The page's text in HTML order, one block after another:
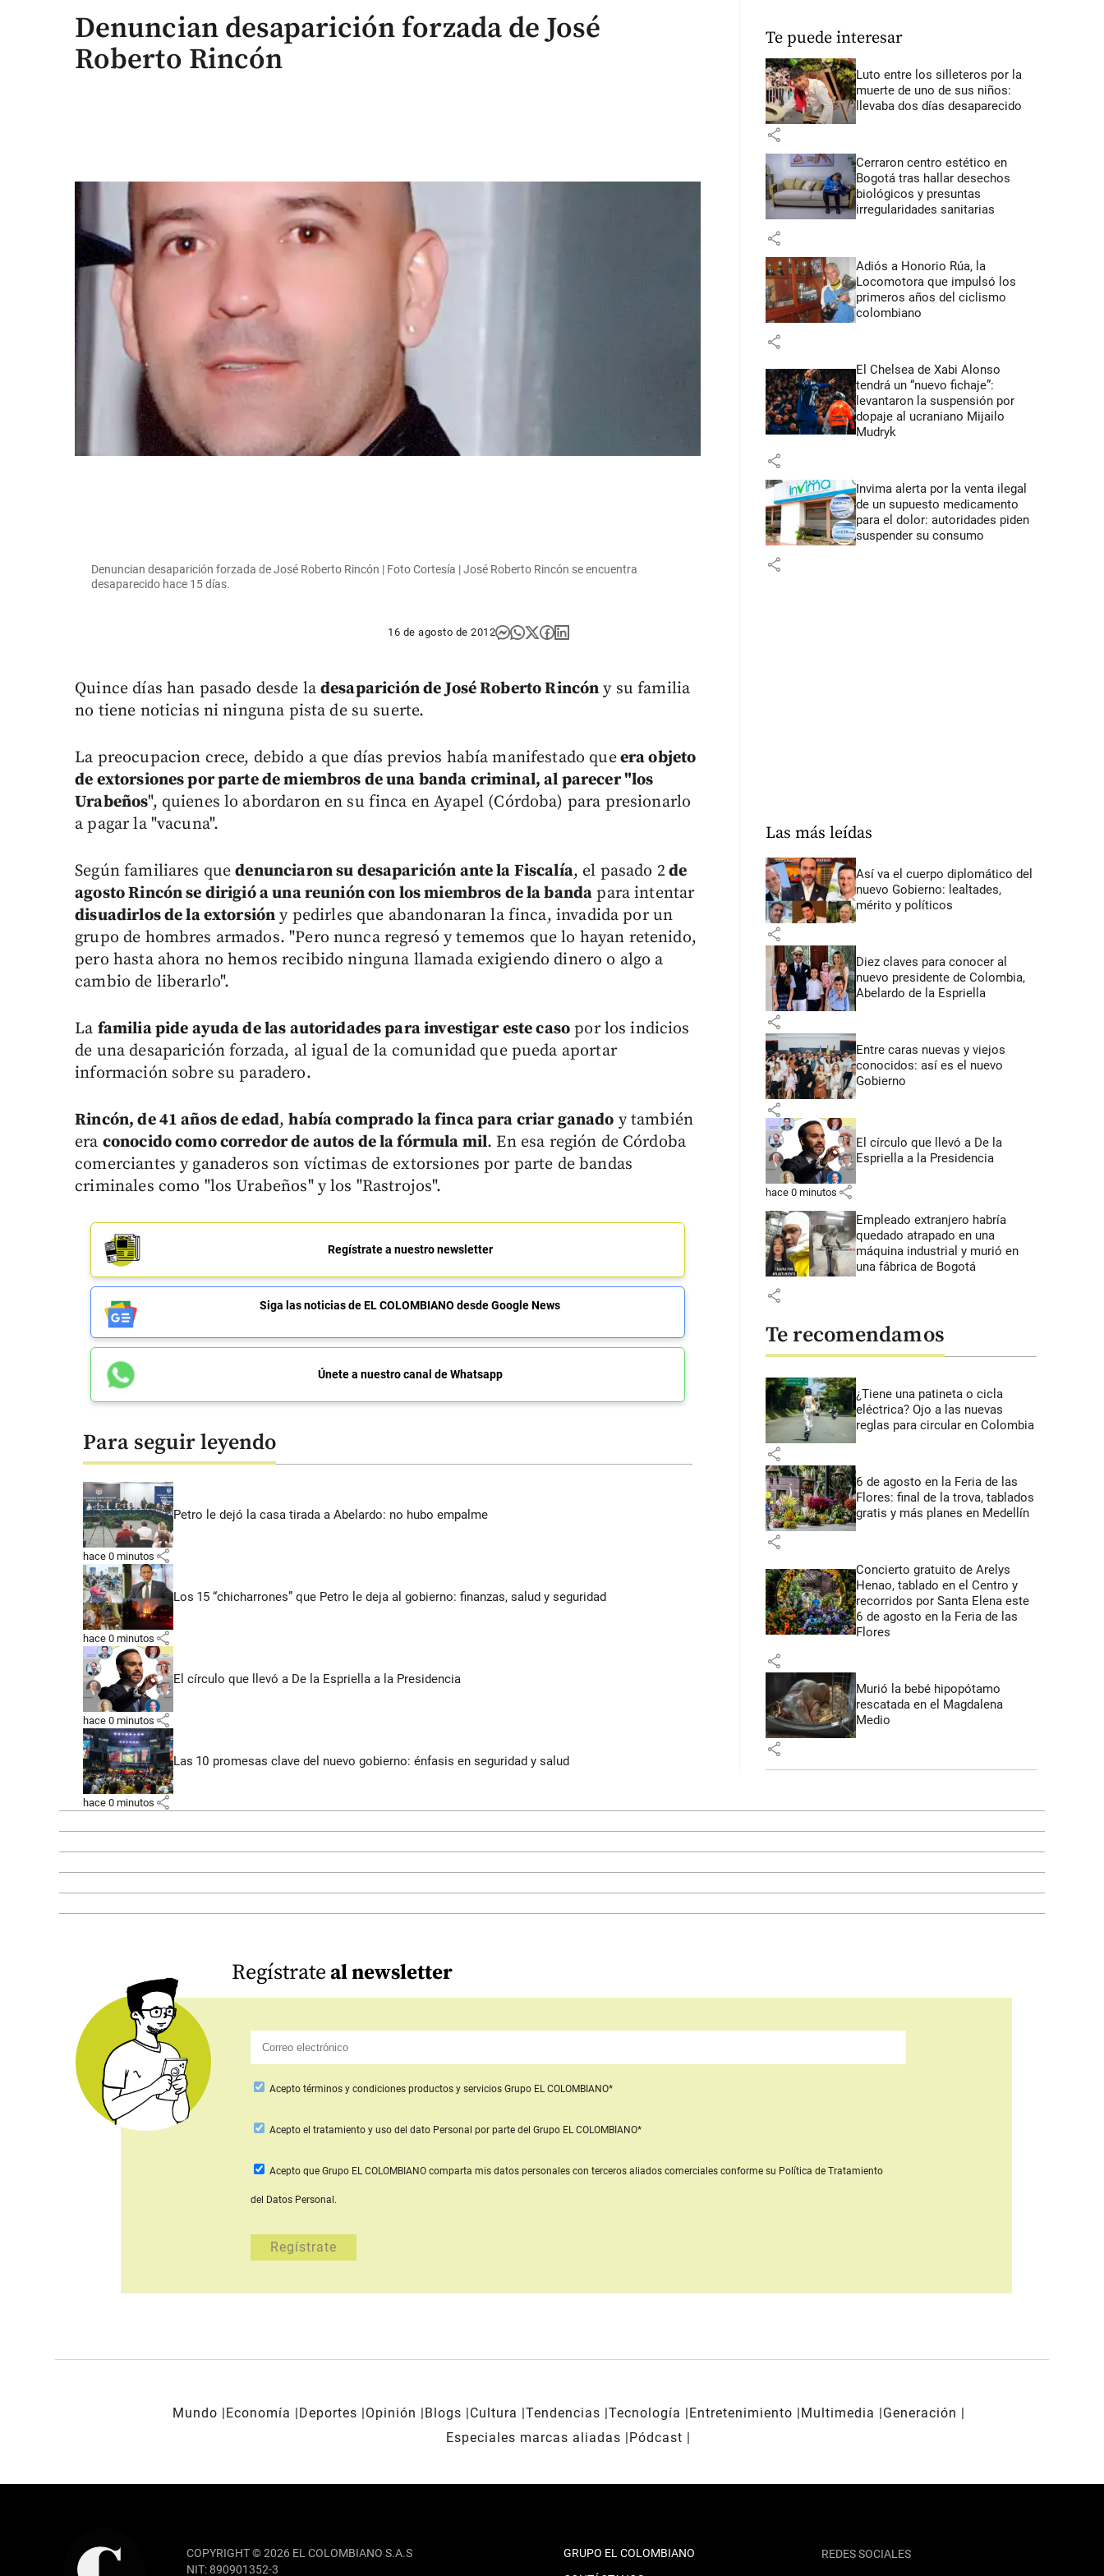
Denuncian desaparición forzada de José
Roberto Rincón
Denuncian desaparición forzada de José Roberto Rincón | Foto Cortesía | José Roberto Rincón se encuentra
desaparecido hace 15 días.
16 de agosto de 2012
Quince días han pasado desde la desaparición de José Roberto Rincón y su familia
no tiene noticias ni ninguna pista de su suerte.
La preocupacion crece, debido a que días previos había manifestado queera objeto
de extorsiones por parte de miembros de una banda criminal, al parecer "los
Urabeños", quienes lo abordaron en su finca en Ayapel (Córdoba) para presionarlo
a pagar la "vacuna".
Según familiares quedenunciaron su desaparición ante la Fiscalía, el pasado 2de
agosto Rincón se dirigió a una reunión con los miembros de la banda para intentar
disuadirlos de la extorsión y pedirles que abandonaran la finca, invadida por un
grupo de hombres armados. "Pero nunca regresó y tememos que lo hayan retenido,
pero hasta ahora no hemos recibido ninguna llamada exigiendo dinero o algo a
cambio de liberarlo".
La familia pide ayuda de las autoridades para investigar este caso por los indicios
de una desaparición forzada, al igual de la comunidad que pueda aportar
información sobre su paradero.
Rincón, de 41 años de edad,había comprado la finca para criar ganado y también
era conocido como corredor de autos de la fórmula mil. En esa región de Córdoba
comerciantes y ganaderos son víctimas de extorsiones por parte de bandas
criminales como "los Urabeños" y los "Rastrojos".
Regístrate a nuestro newsletter
Siga las noticias de EL COLOMBIANO desde Google News
Únete a nuestro canal de Whatsapp
Para seguir leyendo
Petro le dejó la casa tirada a Abelardo: no hubo empalme
hace 0 minutos share
Los 15 “chicharrones” que Petro le deja al gobierno: finanzas, salud y seguridad
hace 0 minutos share
El círculo que llevó a De la Espriella a la Presidencia
hace 0 minutos share
Las 10 promesas clave del nuevo gobierno: énfasis en seguridad y salud
hace 0 minutos share
Te puede interesar
Luto entre los silleteros por la
muerte de uno de sus niños:
llevaba dos días desaparecido
share
Cerraron centro estético en
Bogotá tras hallar desechos
biológicos y presuntas
irregularidades sanitarias
share
Adiós a Honorio Rúa, la
Locomotora que impulsó los
primeros años del ciclismo
colombiano
share
El Chelsea de Xabi Alonso
tendrá un “nuevo fichaje”:
levantaron la suspensión por
dopaje al ucraniano Mijailo
Mudryk
share
Invima alerta por la venta ilegal
de un supuesto medicamento
para el dolor: autoridades piden
suspender su consumo
share
Las más leídas
Así va el cuerpo diplomático del
nuevo Gobierno: lealtades,
mérito y políticos
share
Diez claves para conocer al
nuevo presidente de Colombia,
Abelardo de la Espriella
share
Entre caras nuevas y viejos
conocidos: así es el nuevo
Gobierno
share
El círculo que llevó a De la
Espriella a la Presidencia
hace 0 minutos share
Empleado extranjero habría
quedado atrapado en una
máquina industrial y murió en
una fábrica de Bogotá
share
Te recomendamos
¿Tiene una patineta o cicla
eléctrica? Ojo a las nuevas
reglas para circular en Colombia
share
6 de agosto en la Feria de las
Flores: final de la trova, tablados
gratis y más planes en Medellín
share
Concierto gratuito de Arelys
Henao, tablado en el Centro y
recorridos por Santa Elena este
6 de agosto en la Feria de las
Flores
share
Murió la bebé hipopótamo
rescatada en el Magdalena
Medio
share
Regístrateal newsletter
Acepto términos y condiciones productos y servicios Grupo EL COLOMBIANO*
Aceptoel tratamiento y uso del dato Personal por parte del Grupo EL COLOMBIANO*
Acepto que Grupo EL COLOMBIANO comparta mis datos personales con terceros aliados comercialesconforme su Política de Tratamiento
del Datos Personal.
Mundo Economía Deportes Opinión Blogs Cultura Tendencias Tecnología Entretenimiento Multimedia
Generación
Especiales marcas aliadas
Pódcast
COPYRIGHT © 2026 EL COLOMBIANO S.A.S
NIT: 890901352-3
GRUPO EL COLOMBIANO
REDES SOCIALES